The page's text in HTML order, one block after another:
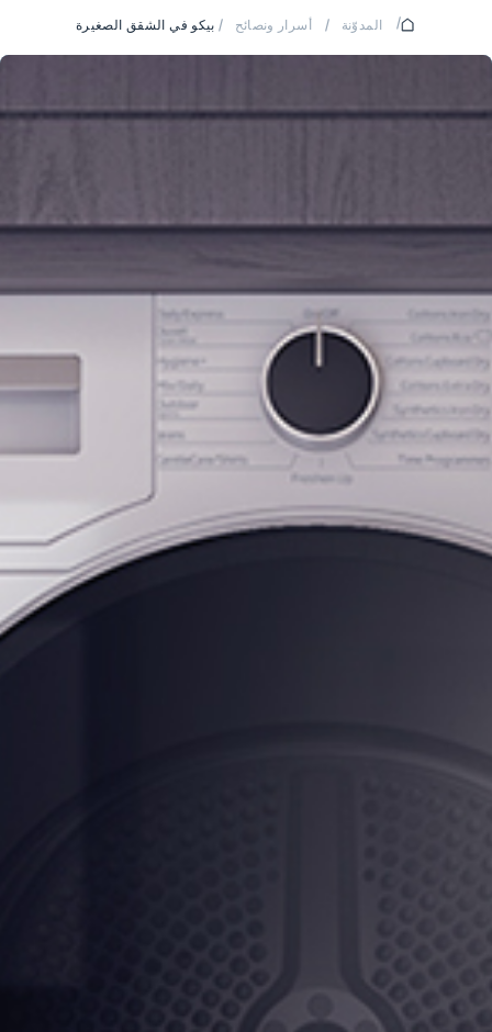
/ المدوّنة / أسرار ونصائح / بيكو في الشقق الصغيرة